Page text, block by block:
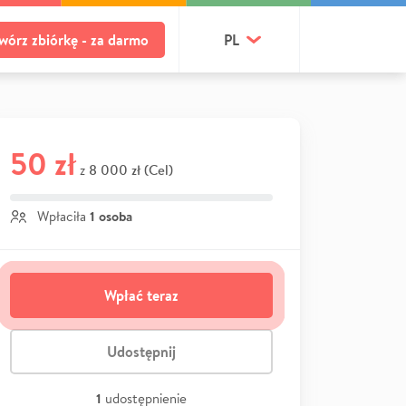
zbiórkę - za darmo PL
50 zł z 8 000 zł (Cel)
Wpłaciła 1 osoba
Wpłać teraz
Udostępnij
1 udostępnienie